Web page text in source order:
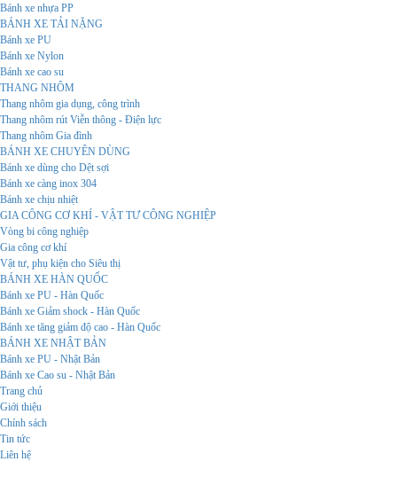
Bánh xe nhựa PP
BÁNH XE TẢI NẶNG
Bánh xe PU
Bánh xe Nylon
Bánh xe cao su
THANG NHÔM
Thang nhôm gia dụng, công trình
Thang nhôm rút Viễn thông - Điện lực
Thang nhôm Gia đình
BÁNH XE CHUYÊN DÙNG
Bánh xe dùng cho Dệt sợi
Bánh xe càng inox 304
Bánh xe chịu nhiệt
GIA CÔNG CƠ KHÍ - VẬT TƯ CÔNG NGHIỆP
Vòng bi công nghiệp
Gia công cơ khí
Vật tư, phụ kiện cho Siêu thị
BÁNH XE HÀN QUỐC
Bánh xe PU - Hàn Quốc
Bánh xe Giảm shock - Hàn Quốc
Bánh xe tăng giảm độ cao - Hàn Quốc
BÁNH XE NHẬT BẢN
Bánh xe PU - Nhật Bản
Bánh xe Cao su - Nhật Bản
Trang chủ
Giới thiệu
Chính sách
Tin tức
Liên hệ